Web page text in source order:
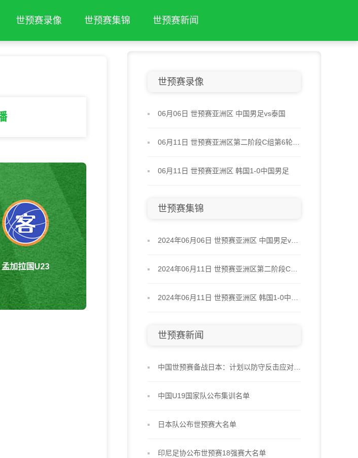
世预赛录像 世预赛集锦 世预赛新闻
孟加拉国U23
世预赛录像
06月06日 世预赛亚洲区 中国男足vs泰国
06月11日 世预赛亚洲区 韩国1-0中国男足
世预赛集锦
世预赛新闻
中国U19国家队公布集训名单
日本队公布世预赛大名单
印尼足协公布世预赛18强赛大名单